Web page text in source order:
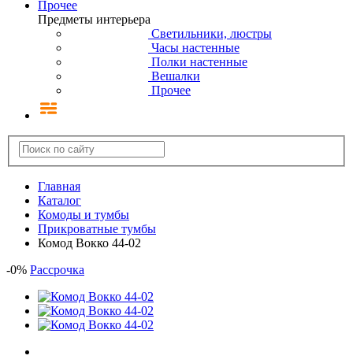
Прочее
Предметы интерьера
Светильники, люстры
Часы настенные
Полки настенные
Вешалки
Прочее
Главная
Каталог
Комоды и тумбы
Прикроватные тумбы
Комод Вокко 44-02
-0% Рассрочка